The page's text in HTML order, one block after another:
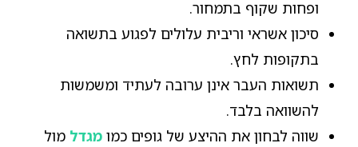
ופחות שקוף בתמחור.
סיכון אשראי וריבית עלולים לפגוע בתשואה
בתקופות לחץ.
תשואות העבר אינן ערובה לעתיד ומשמשות
להשוואה בלבד.
שווה לבחון את ההיצע של גופים כמו מגדל מול